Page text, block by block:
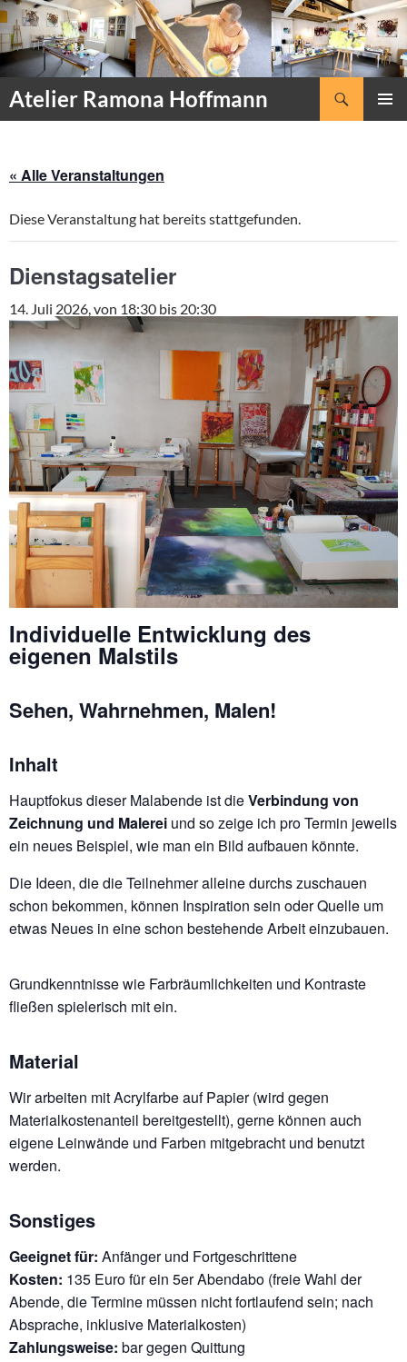
Zum
Inhalt
springen
Atelier Ramona Hoffmann
Suchen
« Alle Veranstaltungen
Diese Veranstaltung hat bereits stattgefunden.
Dienstagsatelier
14. Juli 2026, von 18:30 bis 20:30
135 EURO (FÜR 5 ABENDE)
Individuelle Entwicklung des
eigenen Malstils
Sehen, Wahrnehmen, Malen!
Inhalt
Hauptfokus dieser Malabende ist dieVerbindung von
Zeichnung und Malerei und so zeige ich pro Termin jeweils
ein neues Beispiel, wie man ein Bild aufbauen könnte.
Die Ideen, die die Teilnehmer alleine durchs zuschauen
schon bekommen, können Inspiration sein oder Quelle um
etwas Neues in eine schon bestehende Arbeit einzubauen.
Grundkenntnisse wie Farbräumlichkeiten und Kontraste
fließen spielerisch mit ein.
Material
Wir arbeiten mit Acrylfarbe auf Papier (wird gegen
Materialkostenanteil bereitgestellt), gerne können auch
eigene Leinwände und Farben mitgebracht und benutzt
werden.
Sonstiges
Geeignet für: Anfänger und Fortgeschrittene
Kosten: 135 Euro für ein 5er Abendabo (freie Wahl der
Abende, die Termine müssen nicht fortlaufend sein; nach
Absprache, inklusive Materialkosten)
Zahlungsweise: bar gegen Quittung